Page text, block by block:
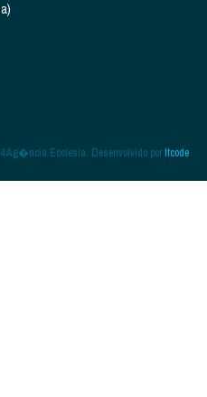
Ag�ncia Ecclesia. Desenvolvido porItcode